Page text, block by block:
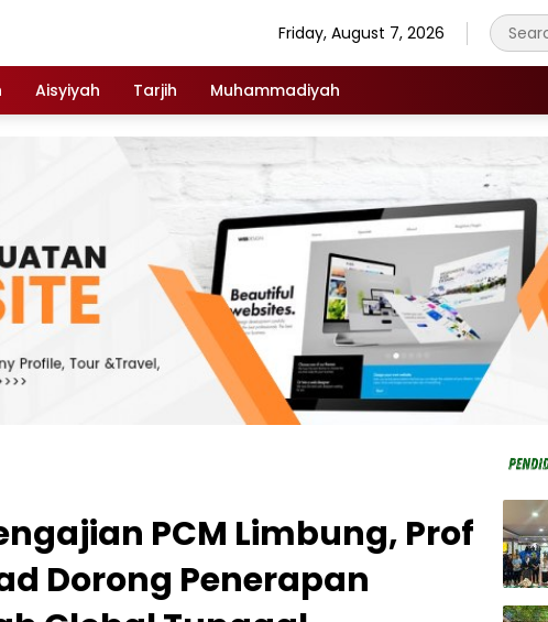
Friday, August 7, 2026
Aisyiyah Tarjih Muhammadiyah
PCM Limbung, Prof
Dorong Penerapan